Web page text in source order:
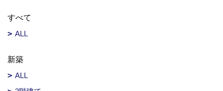
すべて
ALL
新築
ALL